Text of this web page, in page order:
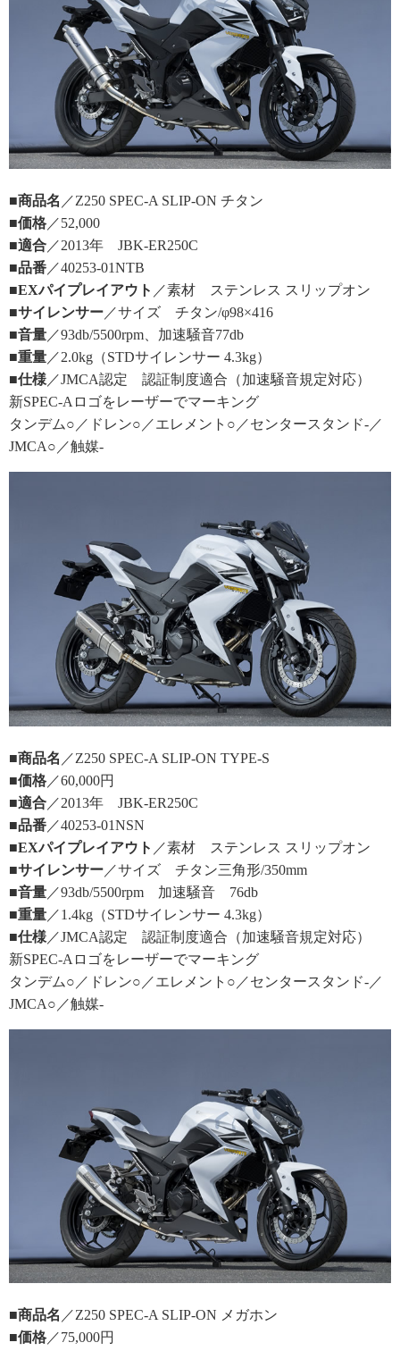
■商品名 ／Z250 SPEC-A SLIP-ON チタン
■価格 ／52,000
■適合 ／2013年 JBK-ER250C
■品番 ／40253-01NTB
■EXパイプレイアウト ／素材 ステンレス スリップオン
■サイレンサー ／サイズ チタン/φ98×416
■音量 ／93db/5500rpm、加速騒音77db
■重量 ／2.0kg（STDサイレンサー 4.3kg）
■仕様 ／JMCA認定 認証制度適合（加速騒音規定対応）
新SPEC-Aロゴをレーザーでマーキング
タンデム○／ドレン○／エレメント○／センタースタンド-／
JMCA○／触媒-
■商品名 ／Z250 SPEC-A SLIP-ON TYPE-S
■価格 ／60,000円
■適合 ／2013年 JBK-ER250C
■品番 ／40253-01NSN
■EXパイプレイアウト ／素材 ステンレス スリップオン
■サイレンサー ／サイズ チタン三角形/350mm
■音量 ／93db/5500rpm 加速騒音 76db
■重量 ／1.4kg（STDサイレンサー 4.3kg）
■仕様 ／JMCA認定 認証制度適合（加速騒音規定対応）
新SPEC-Aロゴをレーザーでマーキング
タンデム○／ドレン○／エレメント○／センタースタンド-／
JMCA○／触媒-
■商品名 ／Z250 SPEC-A SLIP-ON メガホン
■価格 ／75,000円